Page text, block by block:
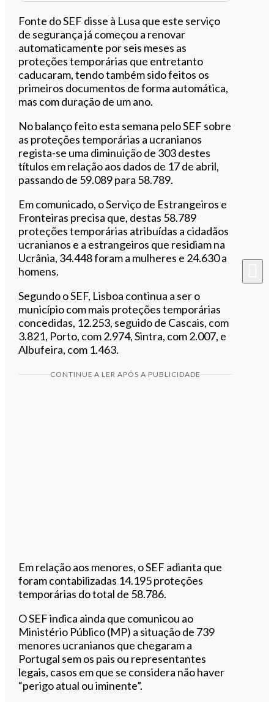
Fonte do SEF disse à Lusa que este serviço
de segurança já começou a renovar
automaticamente por seis meses as
proteções temporárias que entretanto
caducaram, tendo também sido feitos os
primeiros documentos de forma automática,
mas com duração de um ano.
No balanço feito esta semana pelo SEF sobre
as proteções temporárias a ucranianos
regista-se uma diminuição de 303 destes
títulos em relação aos dados de 17 de abril,
passando de 59.089 para 58.789.
Em comunicado, o Serviço de Estrangeiros e
Fronteiras precisa que, destas 58.789
proteções temporárias atribuídas a cidadãos
ucranianos e a estrangeiros que residiam na
Ucrânia, 34.448 foram a mulheres e 24.630 a
homens.
Segundo o SEF, Lisboa continua a ser o
município com mais proteções temporárias
concedidas, 12.253, seguido de Cascais, com
3.821, Porto, com 2.974, Sintra, com 2.007, e
Albufeira, com 1.463.
CONTINUE A LER APÓS A PUBLICIDADE
Em relação aos menores, o SEF adianta que
foram contabilizadas 14.195 proteções
temporárias do total de 58.786.
O SEF indica ainda que comunicou ao
Ministério Público (MP) a situação de 739
menores ucranianos que chegaram a
Portugal sem os pais ou representantes
legais, casos em que se considera não haver
“perigo atual ou iminente”.